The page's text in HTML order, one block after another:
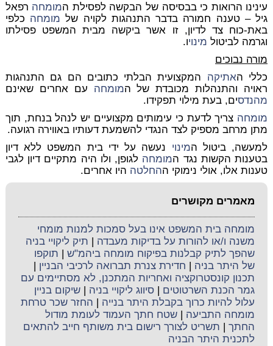
עינינו הרואות כי בבסיסה של הבקשה לפסילת המומחה רפאל
גיל – טענה חמורה בדבר התנהגות לקויה של מומחה כלפי
באת-כוח צד לדיון, זו אשר ביקשה מבית המשפט פסילתו
וגרמה לביטול מינויו.
מורה נבוכים
כללי האתיקה המקצועית הבלתי כתובים הם גם התנהגות
ראויה והתנהלות מכובדת של המומחה עם אחרים שאינם
מהנדסים, בעת מילוי תפקידו.
מומחה צריך לדעת כי עימותים מקצועיים יש לנהל בנחת, תוך
מתן מרחב מספיק לצד הנגדי להשמעת דעותיו באווירה רגועה.
למעשה, ביטול המינוי נעשה על ידי בית המשפט ללא דיון
בטענות הקשות נגד המומחה לגופן, ולו היה מתקיים דיון לגבי
טענות אלו, אולי נימוקי ההחלטה היו אחרים.
מאמרים מקושרים
מומחה בית המשפט אינו בעל סמכות למנות מומחי
משנה ו/או להורות על בדיקות מעבדה
תיק ליקויי בניה
שהפך לתיק קבלנות בפיקוח מומחה ביהמ"ש
תוקפו
של היתר בניה
חדירת צנרת תברואה לרכיבי הבניין
תכנון קונסטרוקציה ואחריות המתכנן, לא מסתיימים עם
גמר הכנת השרטוטים |סיווג ליקויי בניה |שיקום בניין
עלול להיות כרוך בקבלת היתר בנייה
החזר שכר טרחת
מומחה התביעה |שטח חתך העמוד לעומת מודול
החתך
תשריט לצורך רישום בית משותף חייב להתאים
לתכנית היתר הבניה